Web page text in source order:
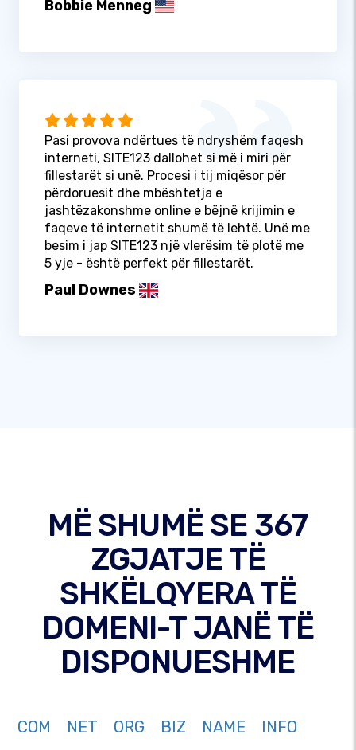
Bobbie Menneg
Pasi provova ndërtues të ndryshëm faqesh
interneti, SITE123 dallohet si më i miri për
fillestarët si unë. Procesi i tij miqësor për
përdoruesit dhe mbështetja e
jashtëzakonshme online e bëjnë krijimin e
faqeve të internetit shumë të lehtë. Unë me
besim i jap SITE123 një vlerësim të plotë me
5 yje - është perfekt për fillestarët.
Paul Downes
MË SHUMË SE 367
ZGJATJE TË
SHKËLQYERA TË
DOMENI-T JANË TË
DISPONUESHME
COM NET ORG BIZ NAME
INFO